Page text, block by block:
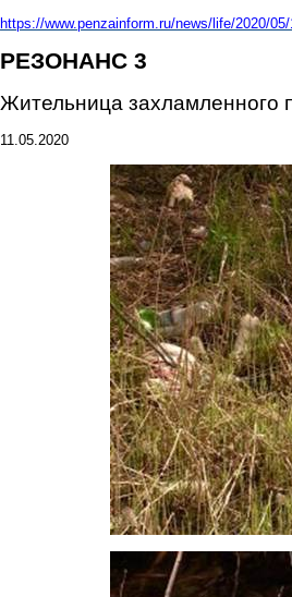
https://www.penzainform.ru/news/life/2020/
РЕЗОНАНС 3
Жительница захламленного
11.05.2020